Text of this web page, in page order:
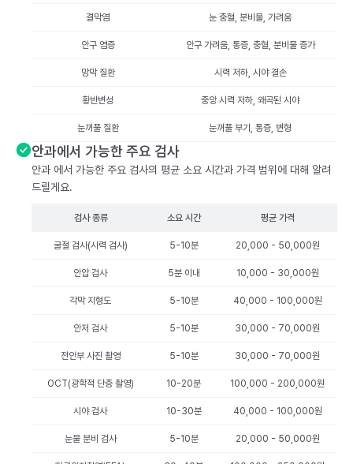
결막염 눈 충혈, 분비물, 가려움
안구 염증 안구 가려움, 통증, 충혈, 분비물 증가
망막 질환 시력 저하, 시야 결손
황반변성 중앙 시력 저하, 왜곡된 시야
눈꺼풀 질환 눈꺼풀 부기, 통증, 변형
안과에서 가능한 주요 검사
안과 에서 가능한 주요 검사의 평균 소요 시간과 가격 범위에 대해 알려
드릴게요.
검사 종류 소요 시간 평균 가격
굴절 검사(시력 검사) 5-10분 20,000 - 50,000원
안압 검사 5분 이내 10,000 - 30,000원
각막 지형도 5-10분 40,000 - 100,000원
안저 검사 5-10분 30,000 - 70,000원
전안부 사진 촬영 5-10분 30,000 - 70,000원
OCT(광학적 단층 촬영) 10-20분 100,000 - 200,000원
시야 검사 10-30분 40,000 - 100,000원
눈물 분비 검사 5-10분 20,000 - 50,000원